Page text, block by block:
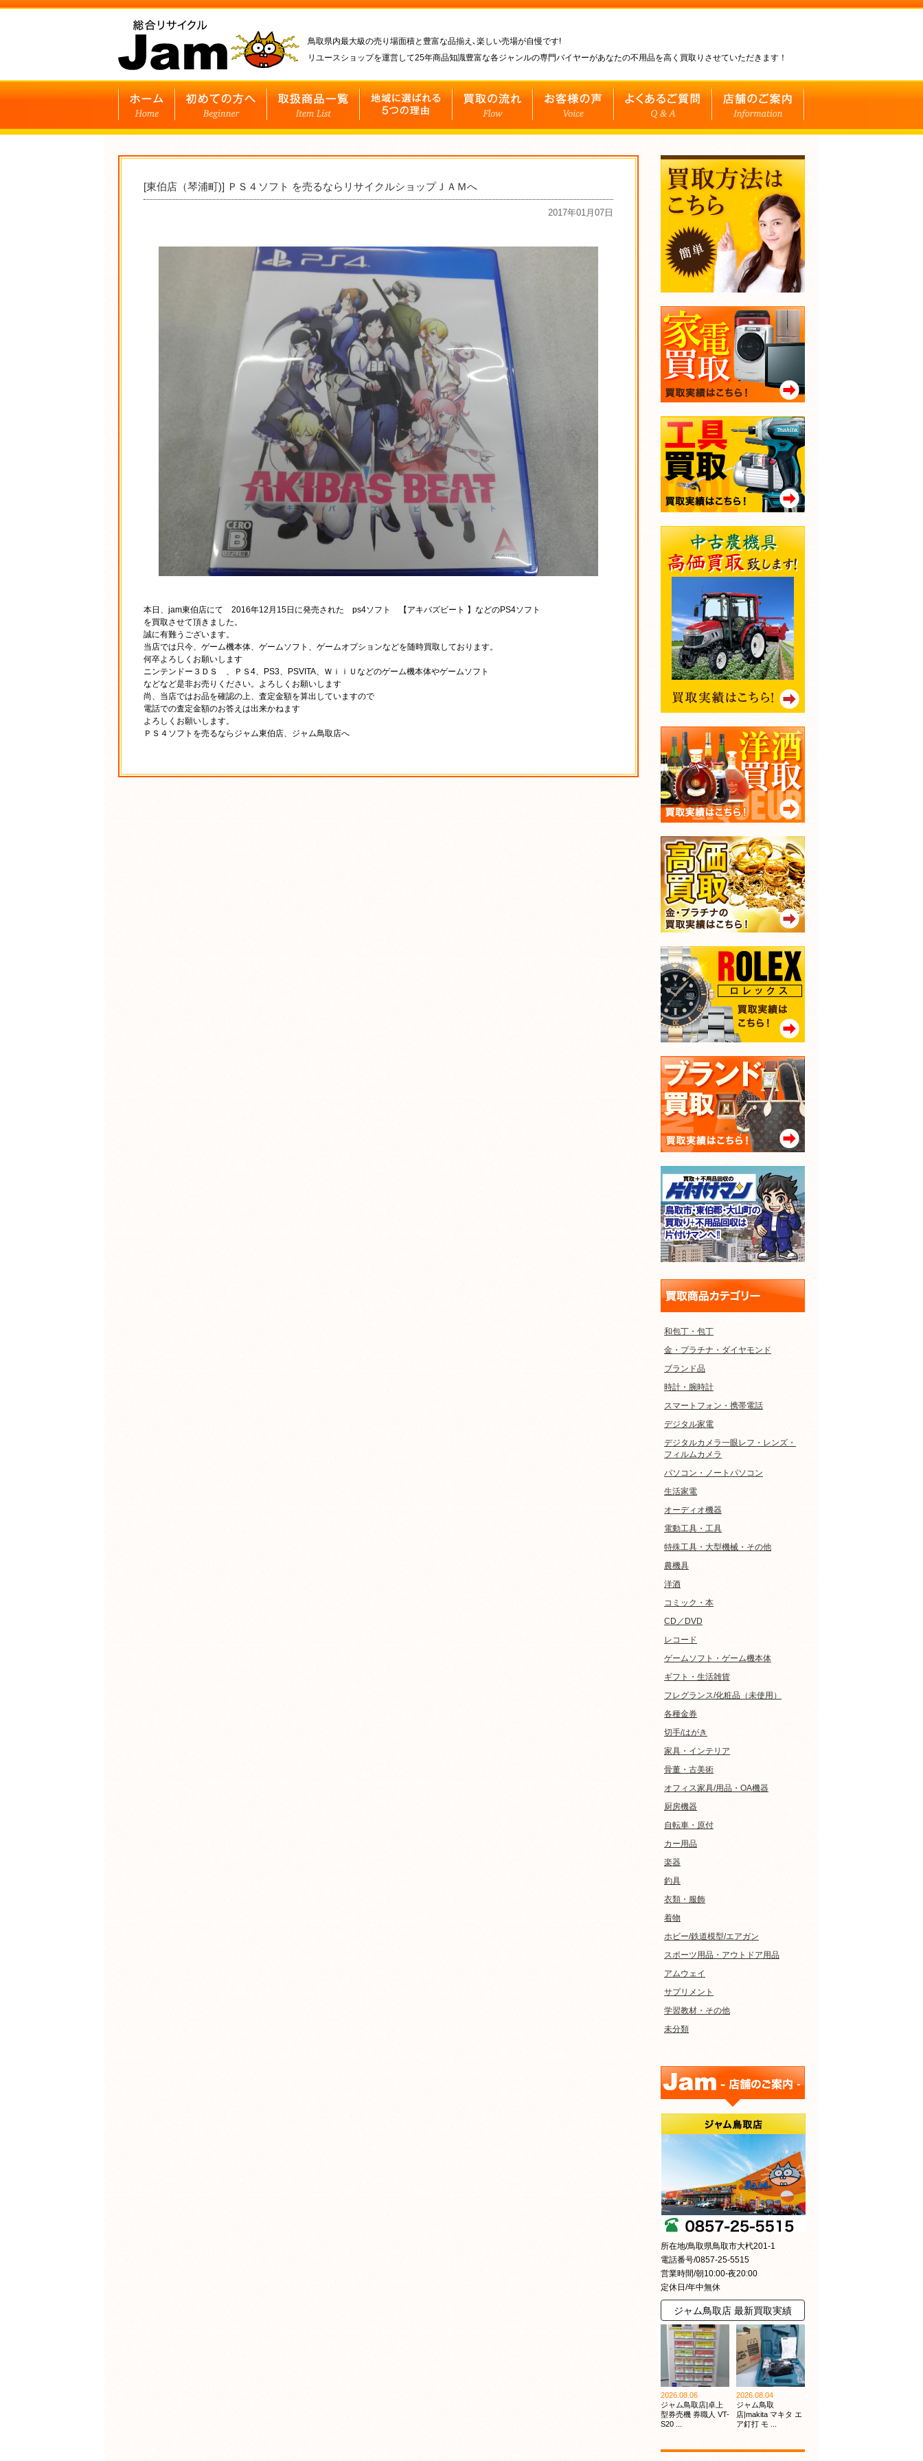
鳥取県内最大級の売り場面積と豊富な品揃え､楽しい売場が自慢です!
リユースショップを運営して25年商品知識豊富な各ジャンルの専門バイヤーがあなたの不用品を高く買取りさせていただきます！
[東伯店（琴浦町)] ＰＳ４ソフト を売るならリサイクルショップＪＡＭへ
2017年01月07日
本日、jam東伯店にて 2016年12月15日に発売された ps4ソフト 【アキバズビート 】などのPS4ソフト
を買取させて頂きました。
誠に有難うございます。
当店では只今、ゲーム機本体、ゲームソフト、ゲームオプションなどを随時買取しております。
何卒よろしくお願いします
ニンテンドー３ＤＳ 、ＰＳ4、PS3、PSVITA、ＷｉｉＵなどのゲーム機本体やゲームソフト
などなど是非お売りください。よろしくお願いします
尚、当店ではお品を確認の上、査定金額を算出していますので
電話での査定金額のお答えは出来かねます
よろしくお願いします。
ＰＳ４ソフトを売るならジャム東伯店、ジャム鳥取店へ
和包丁・包丁
金・プラチナ・ダイヤモンド
ブランド品
時計・腕時計
スマートフォン・携帯電話
デジタル家電
デジタルカメラ一眼レフ・レンズ・
フィルムカメラ
パソコン・ノートパソコン
生活家電
オーディオ機器
電動工具・工具
特殊工具・大型機械・その他
農機具
洋酒
コミック・本
CD／DVD
レコード
ゲームソフト・ゲーム機本体
ギフト・生活雑貨
フレグランス/化粧品（未使用）
各種金券
切手/はがき
家具・インテリア
骨董・古美術
オフィス家具/用品・OA機器
厨房機器
自転車・原付
カー用品
楽器
釣具
衣類・服飾
着物
ホビー/鉄道模型/エアガン
スポーツ用品・アウトドア用品
アムウェイ
サプリメント
学習教材・その他
未分類
所在地/鳥取県鳥取市大杙201-1
電話番号/0857-25-5515
営業時間/朝10:00-夜20:00
定休日/年中無休
ジャム鳥取店 最新買取実績
2026.08.06
ジャム鳥取店|卓上
型券売機 券職人 VT-
S20 ...
2026.08.04
ジャム鳥取
店|makita マキタ エ
ア釘打 モ ...